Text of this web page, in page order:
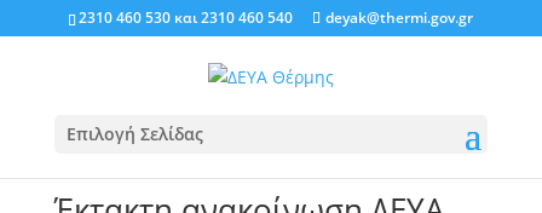
2310 460 530 και2310 460 540 deyak@thermi.gov.gr
Επιλογή Σελίδας